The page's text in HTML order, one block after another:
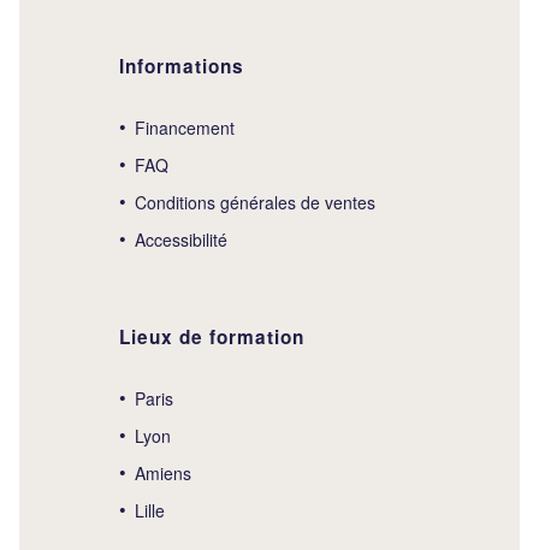
Informations
Financement
FAQ
Conditions générales de ventes
Accessibilité
Lieux de formation
Paris
Lyon
Amiens
Lille